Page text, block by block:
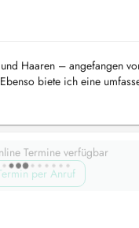
Haaren – angefangen
biete ich eine
Termine verfügbar
per Anruf